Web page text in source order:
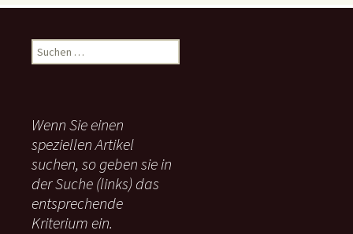
u
n
n
a
c
:
Wenn Sie einen
speziellen Artikel
suchen, so geben sie in
der Suche (links) das
entsprechende
Kriterium ein.